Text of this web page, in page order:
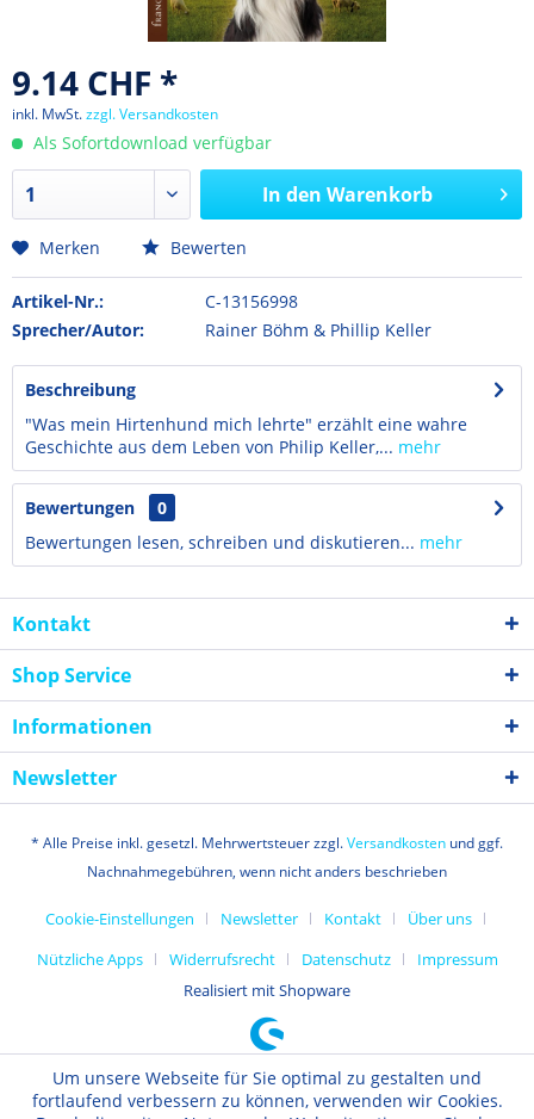
9.14 CHF *
inkl. MwSt.zzgl. Versandkosten
Als Sofortdownload verfügbar
In den Warenkorb
Merken Bewerten
Artikel-Nr.:
C-13156998
Sprecher/Autor:
Rainer Böhm & Phillip Keller
Beschreibung
"Was mein Hirtenhund mich lehrte" erzählt eine wahre
Geschichte aus dem Leben von Philip Keller,... mehr
Bewertungen
0
Bewertungen lesen, schreiben und diskutieren... mehr
Kontakt
Shop Service
Informationen
Newsletter
* Alle Preise inkl. gesetzl. Mehrwertsteuer zzgl.Versandkosten und ggf.
Nachnahmegebühren, wenn nicht anders beschrieben
Cookie-Einstellungen Newsletter Kontakt
Über uns
Nützliche Apps
Widerrufsrecht Datenschutz
Impressum
Realisiert mit Shopware
Um unsere Webseite für Sie optimal zu gestalten und
fortlaufend verbessern zu können, verwenden wir Cookies.